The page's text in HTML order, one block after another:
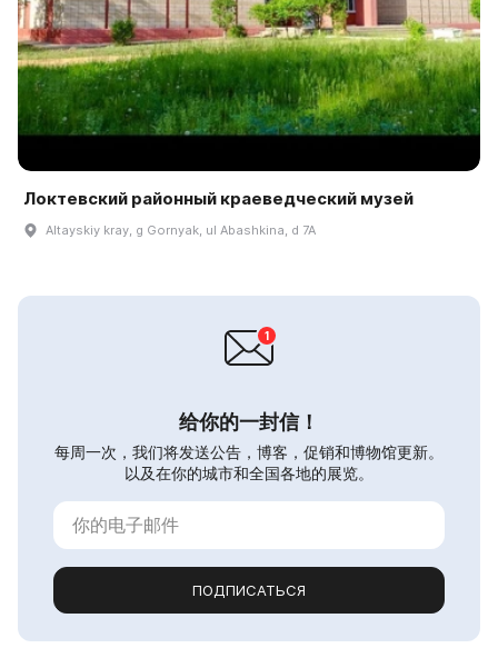
Локтевский районный краеведческий музей
Altayskiy kray, g Gornyak, ul Abashkina, d 7A
给你的一封信！
每周一次，我们将发送公告，博客，促销和博物馆更新。
以及在你的城市和全国各地的展览。
ПОДПИСАТЬСЯ